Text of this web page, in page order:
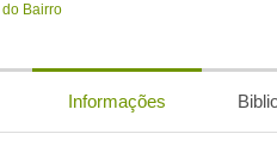
Informações